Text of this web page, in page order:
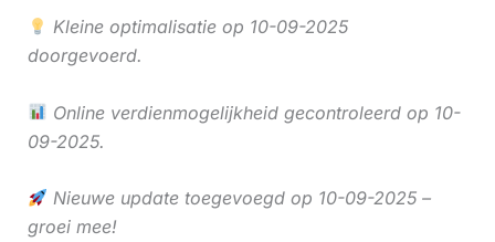
Kleine optimalisatie op 10-09-2025
doorgevoerd.
Online verdienmogelijkheid gecontroleerd op 10-
09-2025.
Nieuwe update toegevoegd op 10-09-2025 –
groei mee!